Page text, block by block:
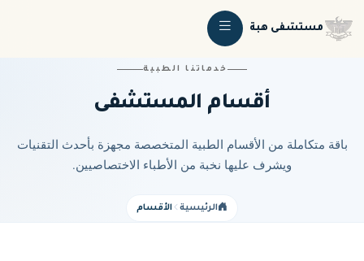
مستشفى هبة
خدماتنا الطبية
أقسام المستشفى
باقة متكاملة من الأقسام الطبية المتخصصة مجهزة بأحدث التقنيات
ويشرف عليها نخبة من الأطباء الاختصاصيين.
الرئيسية الأقسام